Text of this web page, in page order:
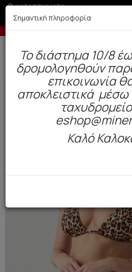
ΚΑΤΑΣΤΗΜΑΤΑ
σε περίοδο εκπτώσεων
Δωρεάν αποστολή άνω των 49€.
Μαγιό Γυναικεία Μπικίνι
NEW
Σημαντική πληροφορία
To διάστημα 10/8
δρομολογηθούν
επικοινωνία
αποκλειστικά μέσω
Καλό